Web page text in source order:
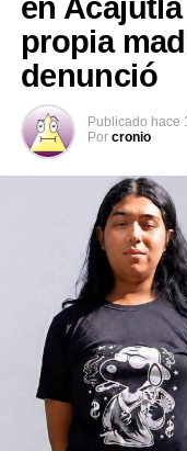
Una persona
cervecería en El
DON'T MISS
Mujer es asesinada
San Miguel
en
propia
denunció
Publicado hace
Por cronio